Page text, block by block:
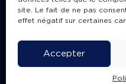
site. Le fait de ne pas
effet négatif sur certaines
Accepter